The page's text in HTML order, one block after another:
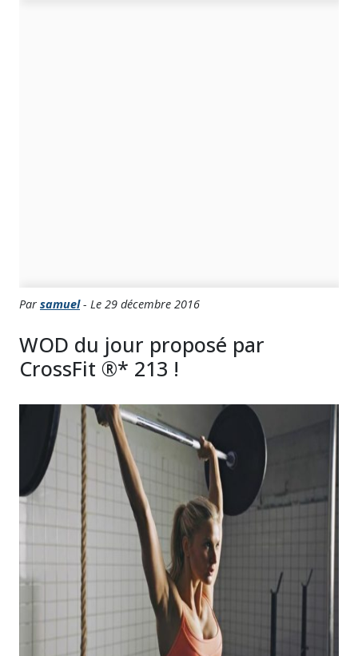
Par samuel- Le 29 décembre 2016
WOD du jour proposé par
CrossFit ®* 213 !